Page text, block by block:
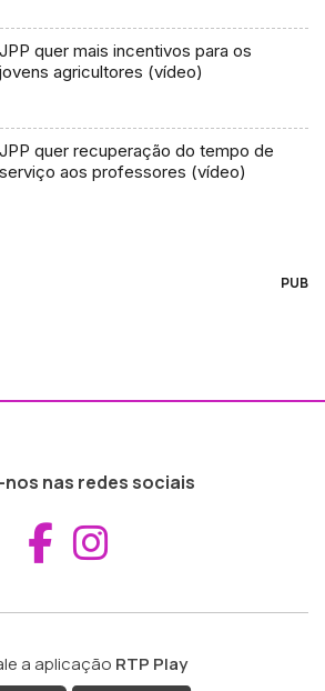
JPP quer mais incentivos para os
jovens agricultores (vídeo)
JPP quer recuperação do tempo de
serviço aos professores (vídeo)
PUB
nas redes sociais
Aceder ao
a aplicação RTP Play